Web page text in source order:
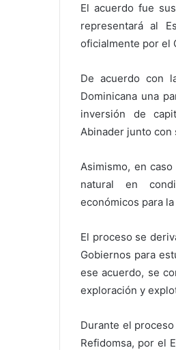
El acuerdo fue
representará al
oficialmente por el
De acuerdo con
Dominicana una
inversión de
Abinader junto con
Asimismo, en
natural en
económicos para
El proceso se
Gobiernos para
ese acuerdo, se
exploración y
Durante el
Refidomsa, por el